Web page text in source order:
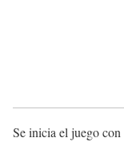
Se inicia el juego